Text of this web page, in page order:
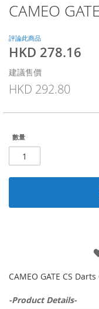
CAMEO
評論此商品
特
價
格
HKD 278.16
建議售價
HKD 292.80
數量
CAMEO GATE CS Darts
-Product Details-
Skip
to
beginning
of
the
images
gallery